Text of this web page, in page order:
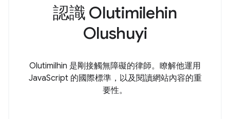
認識 Olutimilehin
Olushuyi
Olutimilhin 是剛接觸無障礙的律師。瞭解他運用
JavaScript 的國際標準，以及閱讀網站內容的重
要性。